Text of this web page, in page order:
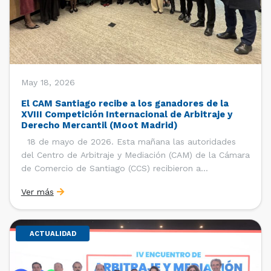
May 18, 2026
El CAM Santiago recibe a los ganadores de la
XVIII Competición Internacional de Arbitraje y
Derecho Mercantil (Moot Madrid)
18 de mayo de 2026. Esta mañana las autoridades
del Centro de Arbitraje y Mediación (CAM) de la Cámara
de Comercio de Santiago (CCS) recibieron a
Facultad de Derecho de la Universidad de Chile que se
consagró como ganador de la […]
Ver más
ACTUALIDAD